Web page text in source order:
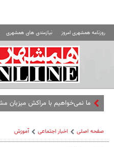
روزنامه همشهری امروز نیازمندی های همشهری
ما نمی‌خواهیم با مراکش میزبان
صفحه اصلی اخبار اجتماعی آموزش